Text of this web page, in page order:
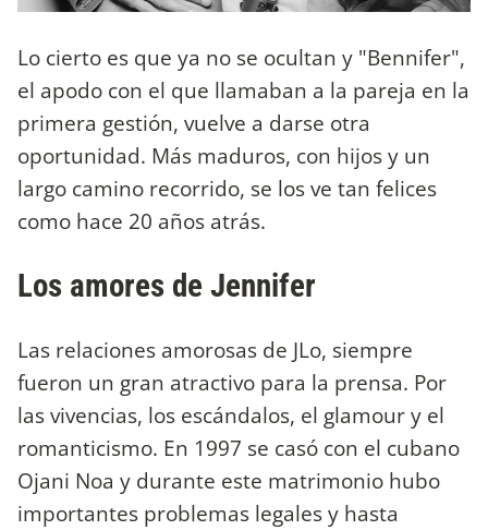
Lo cierto es que ya no se ocultan y "Bennifer",
el apodo con el que llamaban a la pareja en la
primera gestión, vuelve a darse otra
oportunidad. Más maduros, con hijos y un
largo camino recorrido, se los ve tan felices
como hace 20 años atrás.
Los amores de Jennifer
Las relaciones amorosas de JLo, siempre
fueron un gran atractivo para la prensa. Por
las vivencias, los escándalos, el glamour y el
romanticismo. En 1997 se casó con el cubano
Ojani Noa y durante este matrimonio hubo
importantes problemas legales y hasta